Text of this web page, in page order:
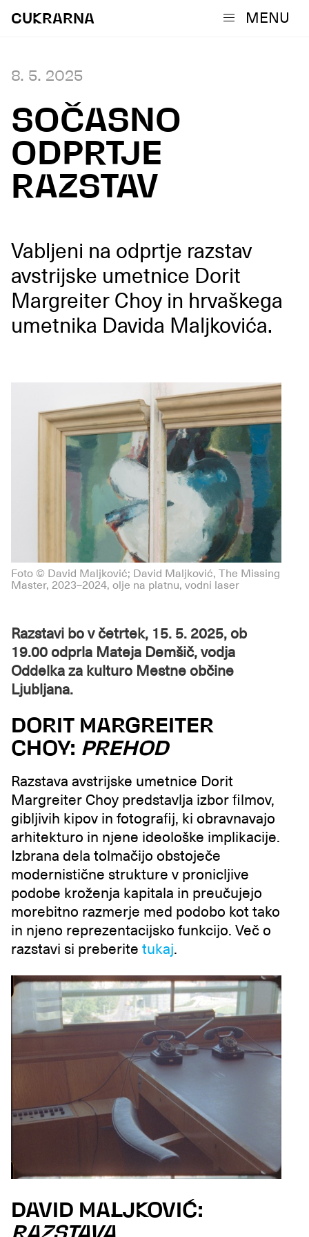
CUKRARNA MENU
8. 5. 2025
SOČASNO
ODPRTJE
RAZSTAV
Vabljeni na odprtje razstav
avstrijske umetnice Dorit
Margreiter Choy in hrvaškega
umetnika Davida Maljkovića.
Foto © David Maljković; David Maljković, The Missing
Master, 2023–2024, olje na platnu, vodni laser
Razstavi bo v četrtek, 15. 5. 2025, ob
19.00 odprla Mateja Demšič, vodja
Oddelka za kulturo Mestne občine
Ljubljana.
DORIT MARGREITER
CHOY: PREHOD
Razstava avstrijske umetnice Dorit
Margreiter Choy predstavlja izbor filmov,
gibljivih kipov in fotografij, ki obravnavajo
arhitekturo in njene ideološke implikacije.
Izbrana dela tolmačijo obstoječe
modernistične strukture v pronicljive
podobe kroženja kapitala in preučujejo
morebitno razmerje med podobo kot tako
in njeno reprezentacijsko funkcijo. Več o
razstavi si preberite tukaj.
DAVID MALJKOVIĆ: